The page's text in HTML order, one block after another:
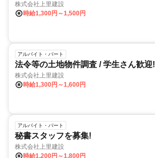
株式会社上里建設
時給1,300円～1,500円
アルバイト・パート
法令等の土地物件調査 / 学生さん歓迎!
株式会社上里建設
時給1,300円～1,600円
アルバイト・パート
秘書スタッフを募集!
株式会社上里建設
時給1,200円～1,800円